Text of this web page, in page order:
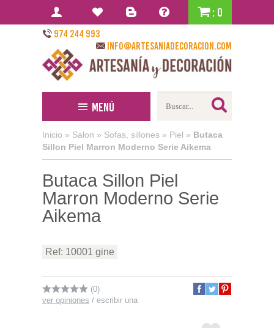
: 0
974 244 993
info@artesaniadecoracion.com
Menú
Inicio » Salon » Sofas, sillones » Piel » Butaca
Sillon Piel Marron Moderno Serie Aikema
Butaca Sillon Piel
Marron Moderno Serie
Aikema
Ref: 10001 gine
(0)
ver opiniones / escribir una